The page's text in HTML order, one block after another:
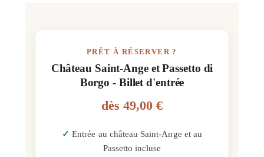
PRÊT À RÉSERVER ?
Château Saint-Ange et Passetto di
Borgo - Billet d'entrée
dès 49,00 €
Entrée au château Saint-Ange et au
Passetto incluse